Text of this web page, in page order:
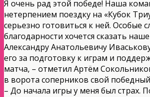
Я очень рад этой победе! Наша
нетерпением поездку на «Кубок
серьезно готовиться к ней. Особые
благодарности хочется сказать
Александру Анатольевичу
его за подготовку к играм и
матча, – отметил Артём
в ворота соперников свой победный
– До начала игры у меня был страх.